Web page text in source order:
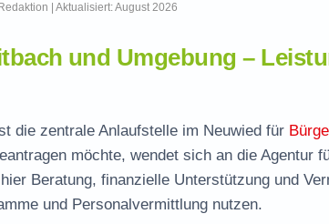
| Aktualisiert: August 2026
und Umgebung –
die zentrale Anlaufstelle im Neuwied für
möchte, wendet sich an die Agentur
Beratung, finanzielle Unterstützung und
und Personalvermittlung nutzen.